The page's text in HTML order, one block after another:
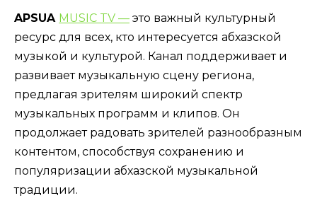
APSUA MUSIC TV — это важный культурный
ресурс для всех, кто интересуется абхазской
музыкой и культурой. Канал поддерживает и
развивает музыкальную сцену региона,
предлагая зрителям широкий спектр
музыкальных программ и клипов. Он
продолжает радовать зрителей разнообразным
контентом, способствуя сохранению и
популяризации абхазской музыкальной
традиции.